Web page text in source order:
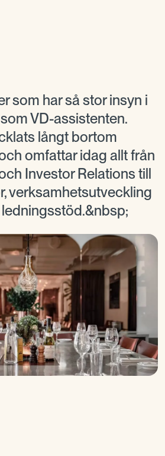
som har så stor insyn i
VD-assistenten.
långt bortom
omfattar idag allt från
Investor Relations till
verksamhetsutveckling